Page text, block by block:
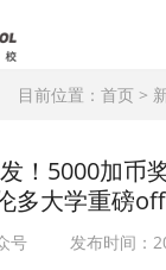
目前位置： 首页>
！5000加币
多大学重磅
众号 发布时间：